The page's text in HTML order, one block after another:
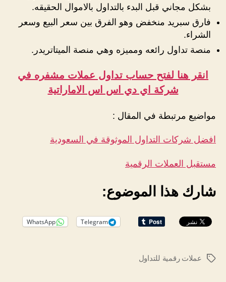
بشكل مجاني قبل البدء بالتداول بالاموال الحقيقه.
فارق سبريد منخفض وهو الفرق بين سعر البيع وسعر
الشراء.
منصة تداول رائعه ومميزه وهي منصة الميتاتريدر.
انقر هنا لفتح حساب تداول عملات مشفره في
شركة اي دي اس اس الاماراتية
مواضيع مرتبطة في المقال :
افضل شركات التداول الموثوقة في السعودية
مستقبل العملات الرقمية
شارك هذا الموضوع:
Telegram
WhatsApp
الوسومعملات رقمية للتداول